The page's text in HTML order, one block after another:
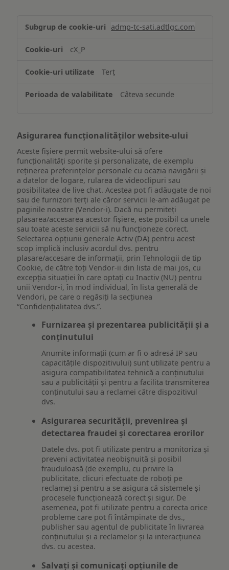
Stocarea
și/sau
accesarea
informațiilor
pe
dispozitiv
admp-tc-sati.adtlgc.com
cX_P
Terț
Câteva secunde
Asigurarea funcționalităților website-ului
Aceste fișiere permit website-ului să ofere
funcționalități sporite și personalizate, de exemplu
reţinerea preferinţelor personale cu ocazia navigării și
a datelor de logare, rularea de videoclipuri sau
posibilitatea de live chat. Acestea pot fi adăugate de noi
sau de furnizori terți ale căror servicii le-am adăugat pe
paginile noastre (Vendor-i). Dacă nu permiteți
plasarea/accesarea acestor fișiere, este posibil ca unele
sau toate aceste servicii să nu funcționeze corect.
Selectarea opțiunii generale Activ (DA) pentru acest
scop implică inclusiv acordul dvs. pentru
plasare/accesare de informații, prin Tehnologii de tip
Cookie, de către toți Vendor-ii din lista de mai jos, cu
excepția situației în care optați cu Inactiv (NU) pentru
unii Vendor-i, în mod individual, în lista generală de
Vendori, pe care o regăsiți la secțiunea
“Confidențialitatea dvs.”.
Furnizarea și prezentarea publicității și a
conținutului
Anumite informații (cum ar fi o adresă IP sau
capacitățile dispozitivului) sunt utilizate pentru a
asigura compatibilitatea tehnică a conținutului
sau a publicității și pentru a facilita transmiterea
conținutului sau a reclamei către dispozitivul
dvs.
Asigurarea securității, prevenirea și
detectarea fraudei și corectarea erorilor
Datele dvs. pot fi utilizate pentru a monitoriza și
preveni activitatea neobișnuită și posibil
frauduloasă (de exemplu, cu privire la
publicitate, clicuri efectuate de roboți pe
reclame) și pentru a se asigura că sistemele și
procesele funcționează corect și sigur. De
asemenea, pot fi utilizate pentru a corecta orice
probleme care pot fi întâmpinate de dvs.,
publisher sau agentul de publicitate în livrarea
conținutului și a reclamelor și la interacțiunea
dvs. cu acestea.
Salvați și comunicați opțiunile de